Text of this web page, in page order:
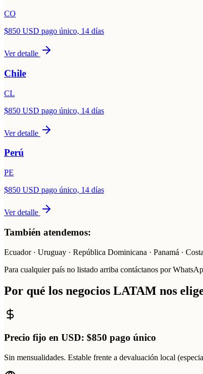
CO
$850 USD pago único, 14 días
Ver detalle
Chile
CL
$850 USD pago único, 14 días
Ver detalle
Perú
PE
$850 USD pago único, 14 días
Ver detalle
También atendemos:
Ecuador · Uruguay · República Dominicana · Panamá ·
Para cualquier país no listado arriba contáctanos por
Por qué los negocios LATAM nos
Precio fijo en USD: $850 pago único
Sin mensualidades. Estable frente a devaluación local